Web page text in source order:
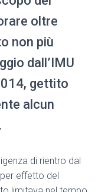
oltre
non più
dall’IMU
gettito
alcun
di rientro dal
effetto del